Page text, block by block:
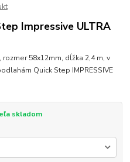
Impressive ULTRA
58x12mm, dĺžka 2,4 m, v
Quick Step IMPRESSIVE
skladom